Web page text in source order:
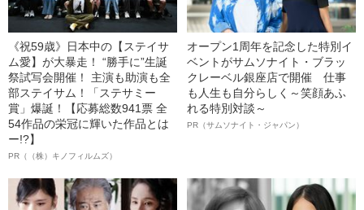
《祝59歳》日本中の【ステイサ
ム愛】が大暴走！ “勝手に”生誕
祭試写会開催！ 主演も助演も全
部ステイサム！「ステサミー
賞」爆誕！【応募総数941票 全
54作品の栄冠に輝いた作品とは
ー!?】
PR（（株）キノフィルムズ）
オープン1周年を記念した特別イ
ベントがサムソナイト・ブラッ
クレーベル銀座店で開催 仕事
も人生も自分らしく～笑顔あふ
れる特別対談～
PR（サムソナイト・ジャパン）